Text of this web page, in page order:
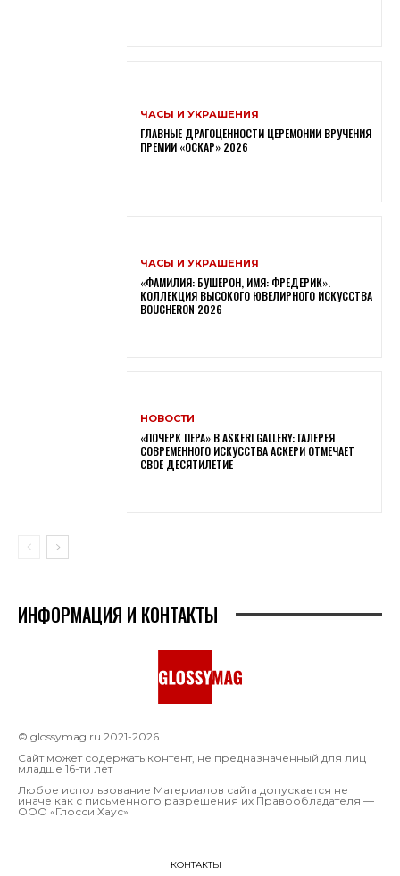
ЧАСЫ И УКРАШЕНИЯ
ГЛАВНЫЕ ДРАГОЦЕННОСТИ ЦЕРЕМОНИИ ВРУЧЕНИЯ
ПРЕМИИ «ОСКАР» 2026
ЧАСЫ И УКРАШЕНИЯ
«ФАМИЛИЯ: БУШЕРОН, ИМЯ: ФРЕДЕРИК».
КОЛЛЕКЦИЯ ВЫСОКОГО ЮВЕЛИРНОГО ИСКУССТВА
BOUCHERON 2026
НОВОСТИ
«ПОЧЕРК ПЕРА» В ASKERI GALLERY: ГАЛЕРЕЯ
СОВРЕМЕННОГО ИСКУССТВА АСКЕРИ ОТМЕЧАЕТ
СВОЕ ДЕСЯТИЛЕТИЕ
ИНФОРМАЦИЯ И КОНТАКТЫ
© glossymag.ru 2021-2026
Сайт может содержать контент, не предназначенный для лиц
младше 16-ти лет
Любое использование Материалов сайта допускается не
иначе как с письменного разрешения их Правообладателя —
OOO «Глосси Хаус»
КОНТАКТЫ